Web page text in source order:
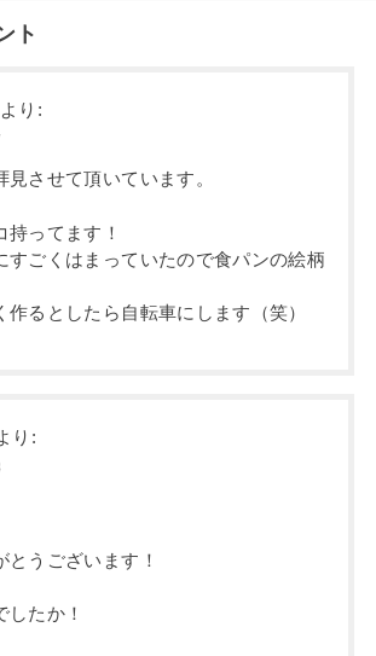
ト
より:
見させて頂いています。
持ってます！
すごくはまっていたので食パンの絵柄
作るとしたら自転車にします（笑）
り:
とうございます！
したか！